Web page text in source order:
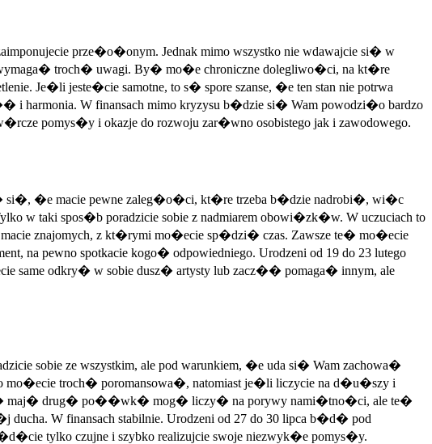
prze�o�onym. Jednak mimo wszystko nie wdawajcie si� w
troch� uwagi. By� mo�e chroniczne dolegliwo�ci, na kt�re
Je�li jeste�cie samotne, to s� spore szanse, �e ten stan nie potrwa
W finansach mimo kryzysu b�dzie si� Wam powodzi�o bardzo
pomys�y i okazje do rozwoju zar�wno osobistego jak i zawodowego.
si�, �e macie pewne zaleg�o�ci, kt�re trzeba b�dzie nadrobi�, wi�c
w taki spos�b poradzicie sobie z nadmiarem obowi�zk�w. W uczuciach to
znajomych, z kt�rymi mo�ecie sp�dzi� czas. Zawsze te� mo�ecie
na pewno spotkacie kogo� odpowiedniego. Urodzeni od 19 do 23 lutego
same odkry� w sobie dusz� artysty lub zacz�� pomaga� innym, ale
sobie ze wszystkim, ale pod warunkiem, �e uda si� Wam zachowa�
mo�ecie troch� poromansowa�, natomiast je�li liczycie na d�u�szy i
maj� drug� po��wk� mog� liczy� na porywy nami�tno�ci, ale te�
W finansach stabilnie. Urodzeni od 27 do 30 lipca b�d� pod
tylko czujne i szybko realizujcie swoje niezwyk�e pomys�y.